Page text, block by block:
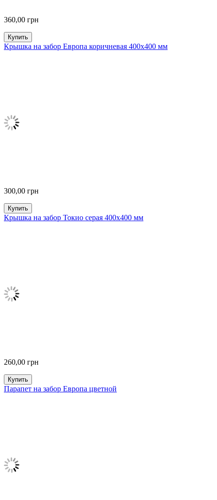
360,00 грн
Купить
Крышка на забор Европа коричневая 400х400 мм
300,00 грн
Купить
Крышка на забор Токио серая 400х400 мм
260,00 грн
Купить
Парапет на забор Европа цветной